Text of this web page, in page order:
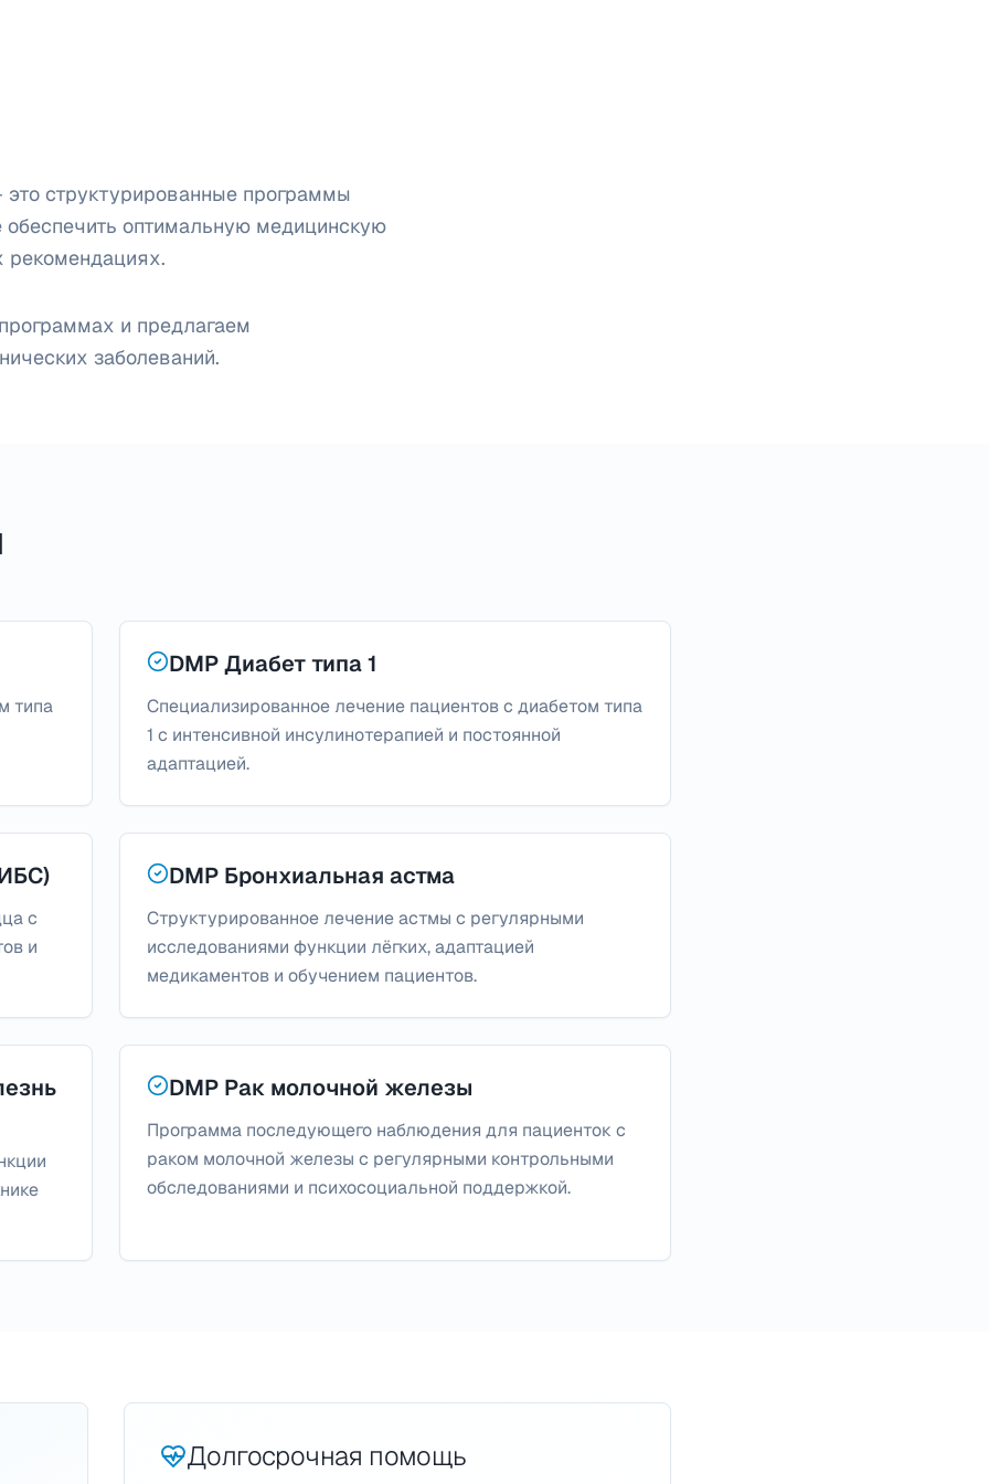
структурированные программы
оптимальную медицинскую
рекомендациях.
и предлагаем
заболеваний.
типа
DMP Диабет типа 1
Специализированное лечение пациентов с диабетом типа
1 с интенсивной инсулинотерапией и постоянной
адаптацией.
с
и
DMP Бронхиальная астма
Структурированное лечение астмы с регулярными
исследованиями функции лёгких, адаптацией
медикаментов и обучением пациентов.
DMP Рак молочной железы
Программа последующего наблюдения для пациенток с
раком молочной железы с регулярными контрольными
обследованиями и психосоциальной поддержкой.
Долгосрочная помощь